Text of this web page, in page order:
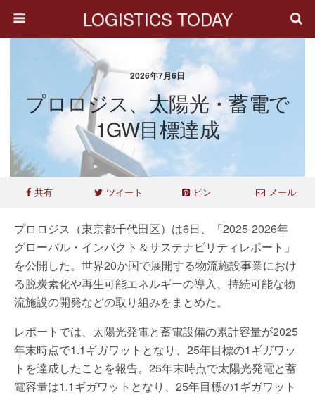
LOGISTICS TODAY
2026年7月6日
プロロジス、太陽光・蓄電で
1GW目標達成
共有 ツイート ピン メール
プロロジス（東京都千代田区）は6日、「2025-2026年
グローバル・インパクト＆サステナビリティレポート」
を公開した。世界20か国で展開する物流施設事業におけ
る脱炭素化や再生可能エネルギーの導入、持続可能な物
流施設の開発などの取り組みをまとめた。
レポートでは、太陽光発電と蓄電設備の累計容量が2025
年末時点で1.1ギガワットとなり、25年目標の1ギガワッ
トを達成したことを報告。25年末時点で太陽光発電と蓄
電容量は1.1ギガワットとなり、25年目標の1ギガワット